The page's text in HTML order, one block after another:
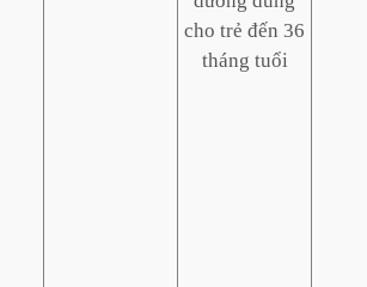
cho trẻ đến 36
tháng tuổi